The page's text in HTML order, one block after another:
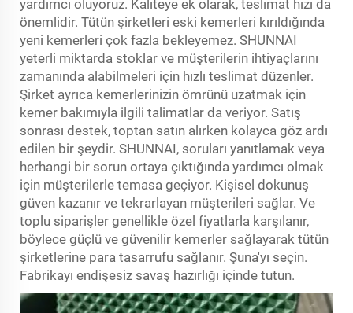
yardımcı oluyoruz. Kaliteye ek olarak, teslimat hızı da
önemlidir. Tütün şirketleri eski kemerleri kırıldığında
yeni kemerleri çok fazla bekleyemez. SHUNNAI
yeterli miktarda stoklar ve müşterilerin ihtiyaçlarını
zamanında alabilmeleri için hızlı teslimat düzenler.
Şirket ayrıca kemerlerinizin ömrünü uzatmak için
kemer bakımıyla ilgili talimatlar da veriyor. Satış
sonrası destek, toptan satın alırken kolayca göz ardı
edilen bir şeydir. SHUNNAI, soruları yanıtlamak veya
herhangi bir sorun ortaya çıktığında yardımcı olmak
için müşterilerle temasa geçiyor. Kişisel dokunuş
güven kazanır ve tekrarlayan müşterileri sağlar. Ve
toplu siparişler genellikle özel fiyatlarla karşılanır,
böylece güçlü ve güvenilir kemerler sağlayarak tütün
şirketlerine para tasarrufu sağlanır. Şuna'yı seçin.
Fabrikayı endişesiz savaş hazırlığı içinde tutun.